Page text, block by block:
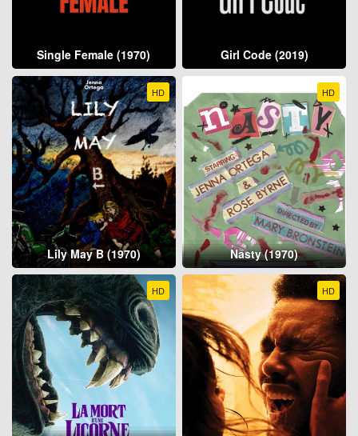
Single Female (1970) Girl Code (2019)
HD
Lily May B (1970)
HD
Nasty (1970)
HD HD